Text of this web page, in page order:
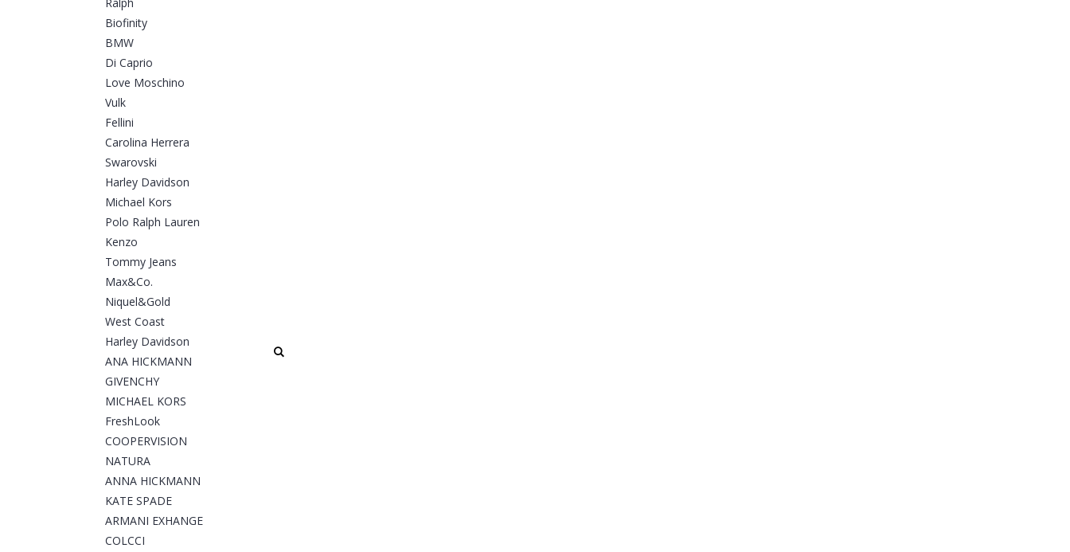
Biofinity
BMW
Di Caprio
Love Moschino
Vulk
Fellini
Carolina Herrera
Swarovski
Harley Davidson
Michael Kors
Polo Ralph Lauren
Kenzo
Tommy Jeans
Max&Co.
Niquel&Gold
West Coast
Harley Davidson
ANA HICKMANN
GIVENCHY
MICHAEL KORS
FreshLook
COOPERVISION
NATURA
ANNA HICKMANN
KATE SPADE
ARMANI EXHANGE
COLCCI